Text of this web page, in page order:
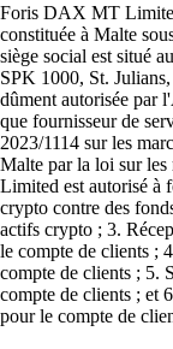
Foris DAX MT
constituée à Malte
siège social est situé
SPK 1000, St.
dûment autorisée par
que fournisseur de
2023/1114 sur les
Malte par la loi sur
Limited est autorisé à
crypto contre des
actifs crypto ; 3.
le compte de clients ;
compte de clients ; 5.
compte de clients ; et
pour le compte de